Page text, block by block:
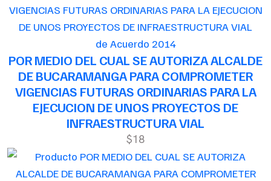
de Acuerdo 2014
POR MEDIO DEL CUAL SE AUTORIZA ALCALDE
DE BUCARAMANGA PARA COMPROMETER
VIGENCIAS FUTURAS ORDINARIAS PARA LA
EJECUCION DE UNOS PROYECTOS DE
INFRAESTRUCTURA VIAL
$18